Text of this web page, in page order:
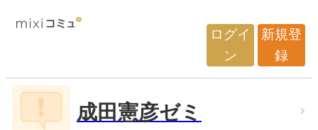
ログイ
ン
新規登
録
成田憲彦ゼミ